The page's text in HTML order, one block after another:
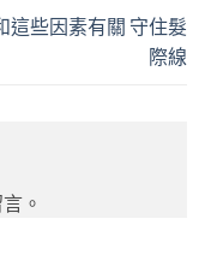
這些因素有關 守住髮
際線
。